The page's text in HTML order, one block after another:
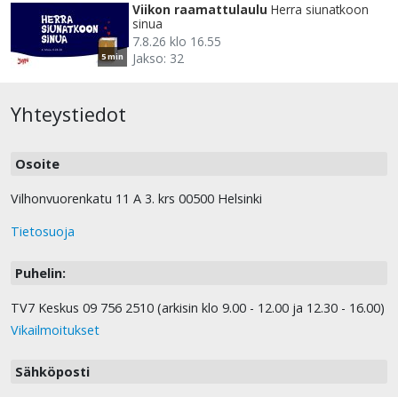
5 min
Viikon raamattulaulu Herra siunatkoon
sinua
7.8.26 klo 16.55
Jakso: 32
Yhteystiedot
Osoite
Vilhonvuorenkatu 11 A 3. krs 00500 Helsinki
Tietosuoja
Puhelin:
TV7 Keskus 09 756 2510 (arkisin klo 9.00 - 12.00 ja 12.30 - 16.00)
Vikailmoitukset
Sähköposti